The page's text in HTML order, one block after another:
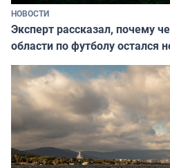
НОВОСТИ
Эксперт рассказал, почему
области по футболу остался